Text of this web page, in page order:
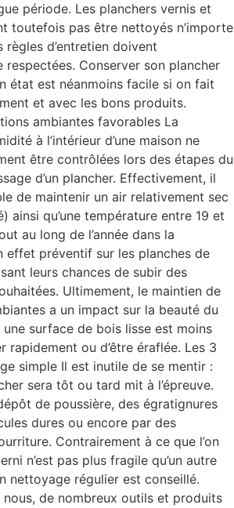
période. Les planchers vernis et
toutefois pas être nettoyés n’importe
d’entretien doivent
respectées. Conserver son plancher
état est néanmoins facile si on fait
et avec les bons produits.
ambiantes favorables La
à l’intérieur d’une maison ne
être contrôlées lors des étapes du
d’un plancher. Effectivement, il
de maintenir un air relativement sec
ainsi qu’une température entre 19 et
au long de l’année dans la
effet préventif sur les planches de
leurs chances de subir des
Ultimement, le maintien de
a un impact sur la beauté du
surface de bois lisse est moins
rapidement ou d’être éraflée. Les 3
simple Il est inutile de se mentir :
sera tôt ou tard mit à l’épreuve.
de poussière, des égratignures
dures ou encore par des
Contrairement à ce que l’on
n’est pas plus fragile qu’un autre
nettoyage régulier est conseillé.
nous, de nombreux outils et produits